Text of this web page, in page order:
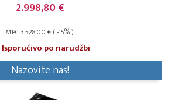
2.998,80 €
MPC 3.528,00 € ( -15% )
Isporučivo po narudžbi
Nazovite nas!